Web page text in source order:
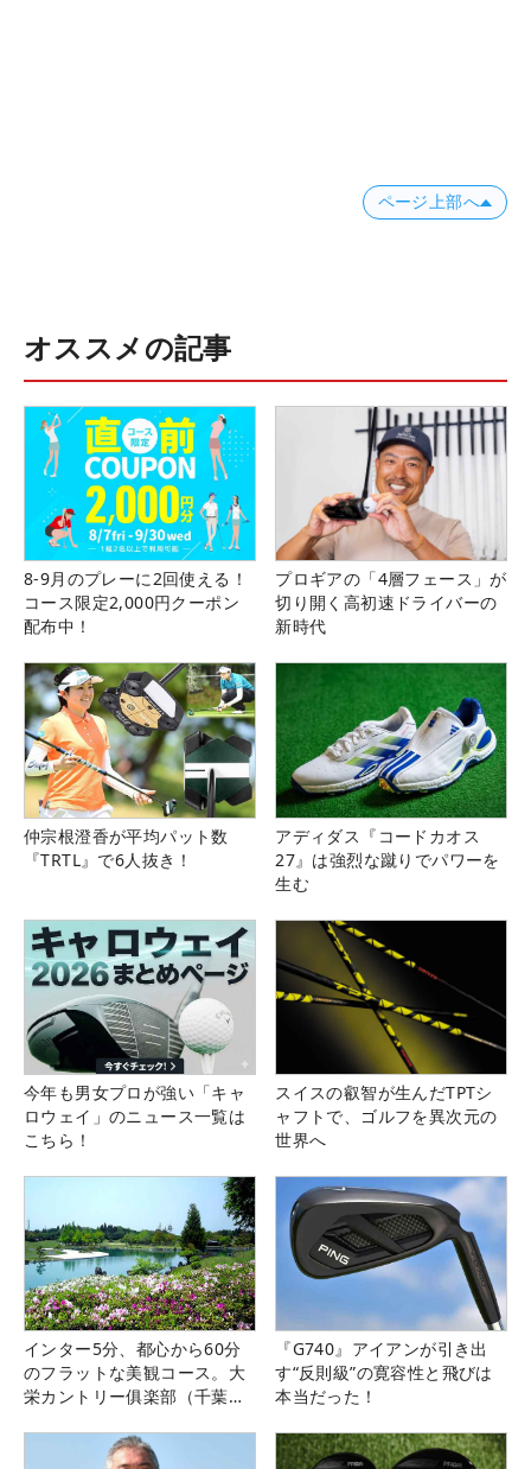
ページ上部へ
オススメの記事
8-9月のプレーに2回使える！
コース限定2,000円クーポン
配布中！
プロギアの「4層フェース」が
切り開く高初速ドライバーの
新時代
仲宗根澄香が平均パット数
『TRTL』で6人抜き！
アディダス『コードカオス
27』は強烈な蹴りでパワーを
生む
今年も男女プロが強い「キャ
ロウェイ」のニュース一覧は
こちら！
スイスの叡智が生んだTPTシ
ャフトで、ゴルフを異次元の
世界へ
インター5分、都心から60分
のフラットな美観コース。大
栄カントリー俱楽部（千葉
『G740』アイアンが引き出
す“反則級”の寛容性と飛びは
本当だった！